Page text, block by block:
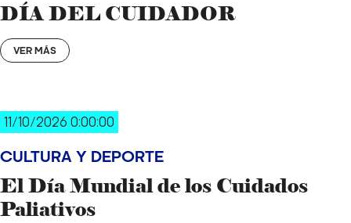
DÍA DEL CUIDADOR
VER MÁS
11/10/2026 0:00:00
CULTURA Y DEPORTE
El Día Mundial de los Cuidados
Paliativos